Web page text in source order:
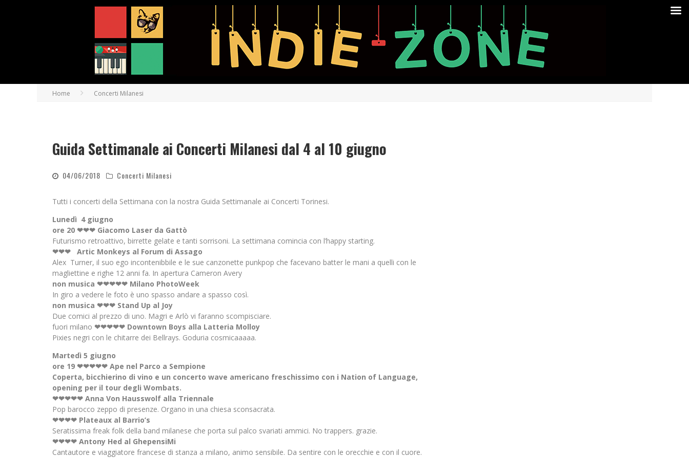
Home Concerti Milanesi
Guida Settimanale ai Concerti Milanesi dal 4 al 10 giugno
04/06/2018 Concerti Milanesi
Tutti i concerti della Settimana con la nostra Guida Settimanale ai Concerti Torinesi.
Lunedì 4 giugno
ore 20 ❤❤❤ Giacomo Laser da Gattò
Futurismo retroattivo, birrette gelate e tanti sorrisoni. La settimana comincia con l’happy starting.
❤❤❤ Artic Monkeys al Forum di Assago
Alex Turner, il suo ego incontenibbile e le sue canzonette punkpop che facevano batter le mani a quelli con le
magliettine e righe 12 anni fa. In apertura Cameron Avery
non musica ❤❤❤❤❤ Milano PhotoWeek
In giro a vedere le foto è uno spasso andare a spasso così.
non musica ❤❤❤ Stand Up al Joy
Due comici al prezzo di uno. Magri e Arlò vi faranno scompisciare.
fuori milano ❤❤❤❤❤ Downtown Boys alla Latteria Molloy
Pixies negri con le chitarre dei Bellrays. Goduria cosmicaaaaa.
Martedì 5 giugno
ore 19 ❤❤❤❤❤ Ape nel Parco a Sempione
Coperta, bicchierino di vino e un concerto wave americano freschissimo con i Nation of Language,
opening per il tour degli Wombats.
❤❤❤❤❤ Anna Von Hausswolf alla Triennale
Pop barocco zeppo di presenze. Organo in una chiesa sconsacrata.
❤❤❤❤ Plateaux al Barrio’s
Seratissima freak folk della band milanese che porta sul palco svariati ammici. No trappers. grazie.
❤❤❤❤ Antony Hed al GhepensiMi
Cantautore e viaggiatore francese di stanza a milano, animo sensibile. Da sentire con le orecchie e con il cuore.